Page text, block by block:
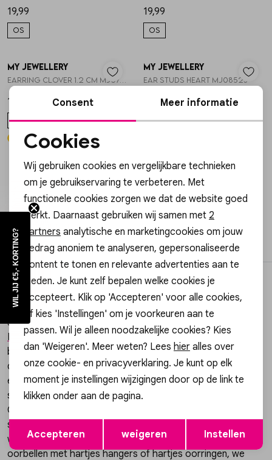
19,99
OS
19,99
OS
1 /2
My Jewellery
15,99
OS
1 /2
My Jewellery
Ear studs heart MJ08523
12,99
OS
Pagina 1 2 3 4 5 6
filter
Al je favoriete oorbellen op een rij
Gossip heeft een groot aanbod aan stainless steel, 925
sterling zilveren en 14k gouden oorbellen van merken zoals
My Jewellery ,24Kae,Day&EveenKarma Jewellery. We zijn
bij Gossip altijd een stapje voor op de laatste trends,
daardoor loop jij er helemaal fashionable bij! Zo hebben we
een ruime selectie aan minimalistische oorbellen zoals
studs, hoops en oorbellen met een hanger. Ook shop je bij
Gossip wel 25(!) verschillende hartjes oorbellen. Dit is een
super populair symbool voor oorbellen en wij snappen wel
waarom! Dus ben je op zoek naar studs met hartjes,
oorbellen met hartjes hangers of hartjes oorringen, we
Noodzakelijke cookies
Personalisatie cookies
Analytische cookies
Marketing cookies
Opslaan
Consent Meer informatie
Cookies
Wij gebruiken cookies en vergelijkbare technieken
om je gebruikservaring te verbeteren. Met
functionele cookies zorgen we dat de website goed
werkt. Daarnaast gebruiken wij samen met 2
partners analytische en marketingcookies om jouw
gedrag anoniem te analyseren, gepersonaliseerde
content te tonen en relevante advertenties aan te
bieden. Je kunt zelf bepalen welke cookies je
accepteert. Klik op 'Accepteren' voor alle cookies,
of kies 'Instellingen' om je voorkeuren aan te
passen. Wil je alleen noodzakelijke cookies? Kies
dan 'Weigeren'. Meer weten? Lees hier alles over
onze cookie- en privacyverklaring. Je kunt op elk
moment je instellingen wijzigingen door op de link te
klikken onder aan de pagina.
Accepteren weigeren Instellen
WIL JIJ €5,- KORTING? Hi Gossip Girl, wil jij €5,- korting?
Schrijf je nu in voor onze nieuwsbrief en krijg early access tot
onze acties en nieuwe items! Ontvang met de code in jouw
leuk cadeautje op jeverjaardag!
MELD JE AAN!
Nee, bedankt